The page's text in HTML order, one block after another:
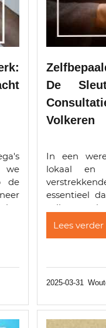
we
de
De
Volkeren
In een
lokaal en
essentieel
volkeren
Lees verder
2025-03-31